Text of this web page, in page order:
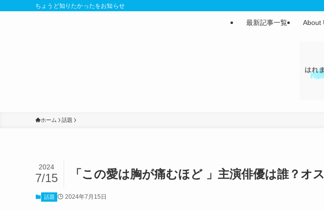
ちょうど知りたかったをお知らせ
最新記事一覧 About
ホーム 話題
「この愛は胸が痛むほど 」主演俳優は誰？オ
2024
7/15
話題 2024年7月15日